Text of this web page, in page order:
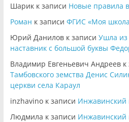
Шарикк записи Новые правила
Роман к записи ФГИС «Моя
Юрий Даниловк записи Ушла из
наставник с большой буквы
Владимир Евгеньевич Андреевк
Тамбовского земства Денис
церкви села Караул
inzhavinoк записи Инжавинский
Людмила к записи Инжавинский